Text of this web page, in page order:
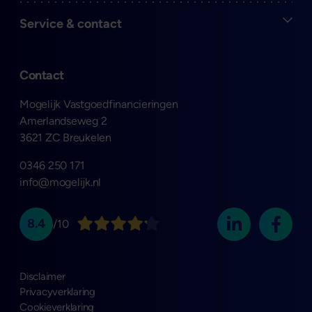
Contact
Mogelijk Vastgoedfinancieringen
Amerlandseweg 2
3621 ZC Breukelen
0346 250 171
info@mogelijk.nl
Open
Service & contact
8.4 /10
Disclaimer
Privacyverklaring
Cookieverklaring